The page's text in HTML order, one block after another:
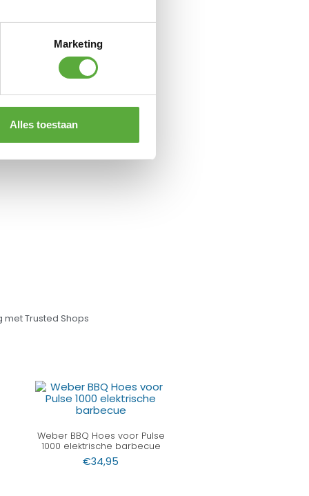
Marketing
Alles toestaan
Trusted Shops
Weber BBQ Hoes voor Pulse
1000 elektrische barbecue
€34,95